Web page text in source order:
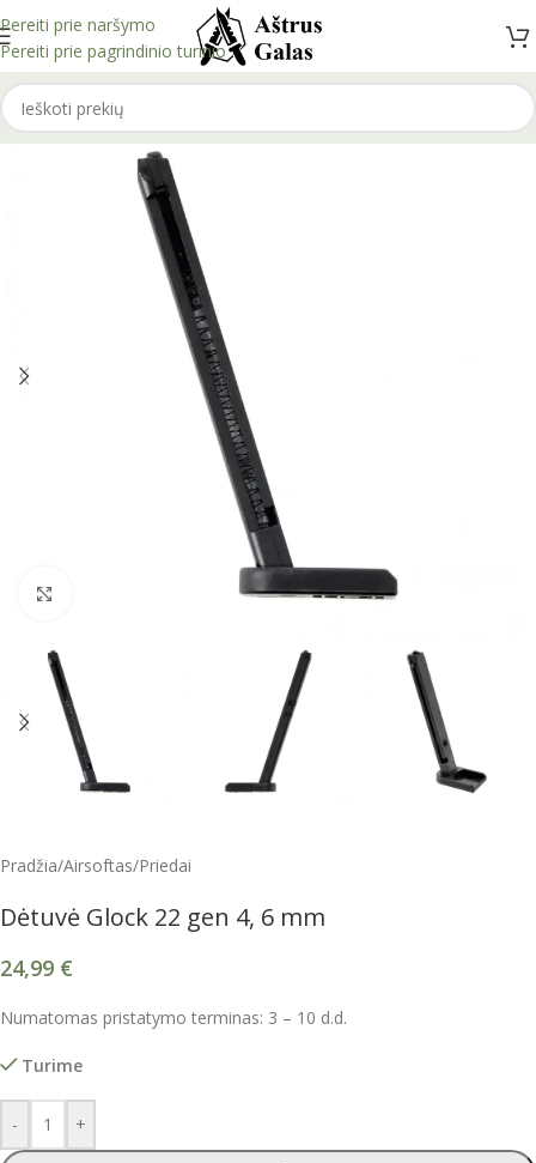
Pereiti prie naršymo
Pereiti prie pagrindinio turinio
Spustelėkite, kad padidintumėte
Pradžia/Airsoftas/Priedai
Dėtuvė Glock 22 gen 4, 6 mm
24,99 €
Numatomas pristatymo terminas: 3 – 10 d.d.
Turime
- +